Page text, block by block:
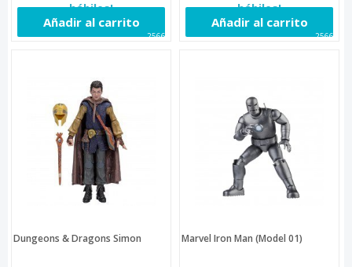
hábiles!
Añadir al carrito
25662
hábiles!
Añadir al carrito
25666
Dungeons & Dragons Simon Marvel Iron Man (Model 01)